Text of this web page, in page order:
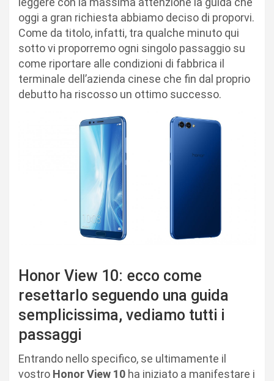
oggi a gran richiesta abbiamo deciso di proporvi.
Come da titolo, infatti, tra qualche minuto qui
sotto vi proporremo ogni singolo passaggio su
come riportare alle condizioni di fabbrica il
terminale dell’azienda cinese che fin dal proprio
debutto ha riscosso un ottimo successo.
Honor View 10: ecco come
resettarlo seguendo una guida
semplicissima, vediamo tutti i
passaggi
Entrando nello specifico, se ultimamente il
vostro Honor View 10 ha iniziato a manifestare i